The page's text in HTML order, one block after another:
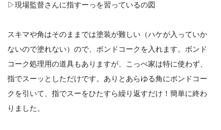
▷現場監督さんに指すーっを習っているの図
スキマや角はそのままでは塗装が難しい（ハケが入っていか
ないので塗れない）ので、ボンドコークを入れます。ボンド
コーク処理用の道具もありますが、こっぺ家は特に使わず、
指でスーッとしただけです。ありとあらゆる角にボンドコー
クを引いて、指でスーをひたすら繰り返すだけ！簡単に終わ
りました。